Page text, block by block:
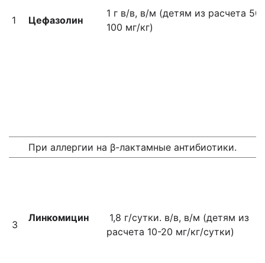
1 Цефазолин
1 г в/в, в/м (детям из расчета 50-
100 мг/кг)
При аллергии на β-лактамные антибиотики.
3
Линкомицин
1,8 г/сутки. в/в, в/м (детям из
расчета 10-20 мг/кг/сутки)